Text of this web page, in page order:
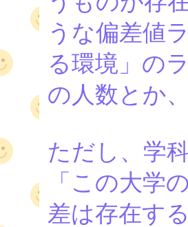
うな偏差値
る環境」の
の人数とか
ただし、学
「この大学
差は存在する